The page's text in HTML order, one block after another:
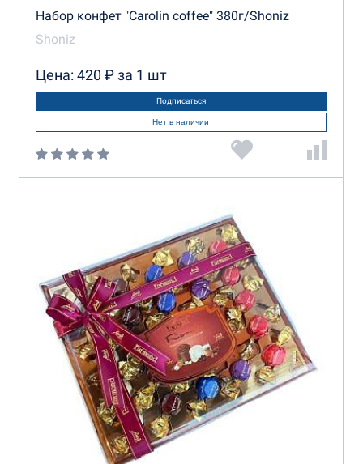
Набор конфет "Carolin coffee" 380г/Shoniz
Shoniz
Цена: 420 ₽ за 1 шт
Подписаться
Нет в наличии